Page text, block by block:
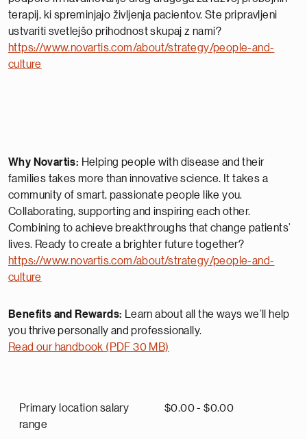
terapij, ki spreminjajo življenja pacientov. Ste pripravljeni
ustvariti svetlejšo prihodnost skupaj z nami?
https://www.novartis.com/about/strategy/people-and-
culture
Why Novartis: Helping people with disease and their
families takes more than innovative science. It takes a
community of smart, passionate people like you.
Collaborating, supporting and inspiring each other.
Combining to achieve breakthroughs that change patients’
lives. Ready to create a brighter future together?
https://www.novartis.com/about/strategy/people-and-
culture
Benefits and Rewards: Learn about all the ways we’ll help
you thrive personally and professionally.
Read our handbook (PDF 30 MB)
Primary location salary
range
$0.00 - $0.00